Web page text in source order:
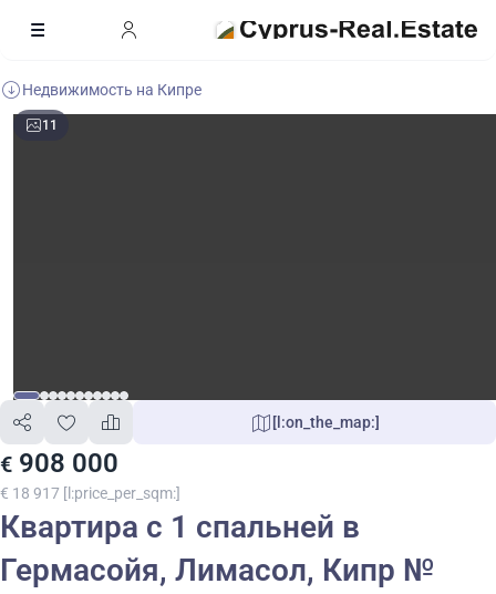
Недвижимость на Кипре
11
€ 908 000
€ 18 917 [l:price_per_sqm:]
[l:on_the_map:]
Квартира с 1 спальней в
Гермасойя, Лимасол, Кипр №